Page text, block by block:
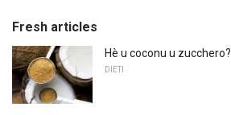
Fresh articles
Hè u coconu u zucchero?
DIETI